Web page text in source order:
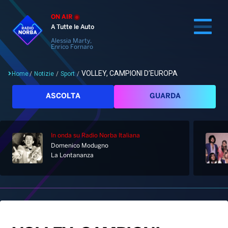
ON AIR
A Tutte le Auto
Alessia Marty,
Enrico Fornaro
Cerca
Home
Palinsesto
Notizie
Home/ Notizie / Sport / VOLLEY, CAMPIONI D’EUROPA
ASCOLTA GUARDA
In onda su Radio Norba Italiana
Domenico Modugno
La Lontananza